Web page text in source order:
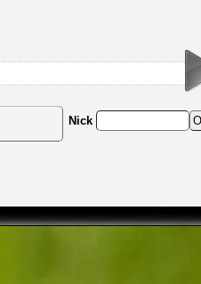
Nick